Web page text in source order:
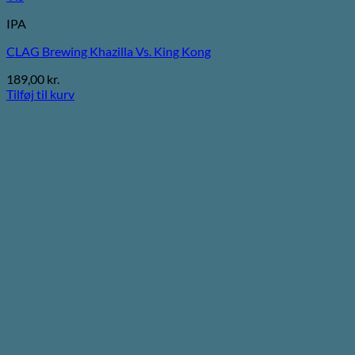
IPA
CLAG Brewing Khazilla Vs. King Kong
189,00 kr.
Tilføj til kurv